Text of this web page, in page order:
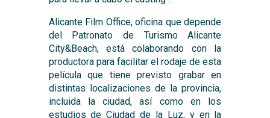
Alicante Film Office, oficina que depende
del Patronato de Turismo Alicante
City&Beach, está colaborando con la
productora para facilitar el rodaje de esta
película que tiene previsto grabar en
distintas localizaciones de la provincia,
incluida la ciudad, así como en los
estudios de Ciudad de la Luz, y en la